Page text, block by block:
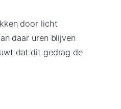
door licht
daar uren blijven
dat dit gedrag de